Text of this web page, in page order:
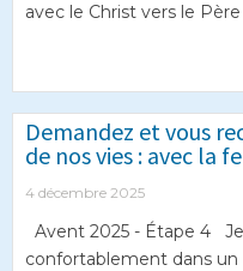
avec le Christ vers le
Demandez et vous
de nos vies : avec la
4 décembre 2025
Avent 2025 - Étape 4
confortablement dans un